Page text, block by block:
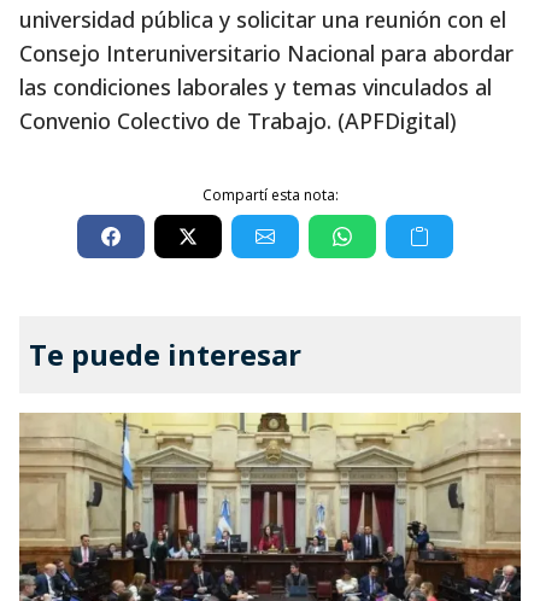
universidad pública y solicitar una reunión con el
Consejo Interuniversitario Nacional para abordar
las condiciones laborales y temas vinculados al
Convenio Colectivo de Trabajo. (APFDigital)
Compartí esta nota:
Te puede interesar